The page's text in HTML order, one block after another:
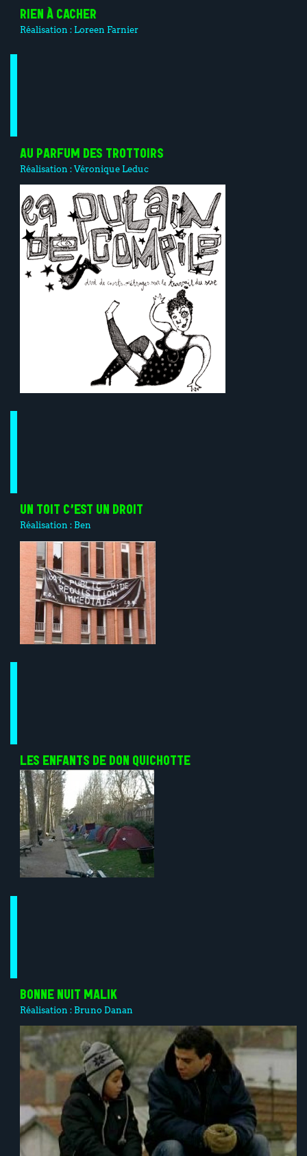
RIEN À CACHER
Réalisation : Loreen Farnier
AU PARFUM DES TROTTOIRS
Réalisation :Véronique Leduc
UN TOIT C’EST UN DROIT
Réalisation : Ben
LES ENFANTS DE DON QUICHOTTE
BONNE NUIT MALIK
Réalisation : Bruno Danan